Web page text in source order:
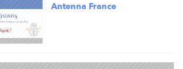
Antenna France